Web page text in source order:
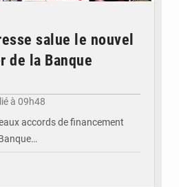
salue le nouvel
de la Banque
à 09h48
accords de financement